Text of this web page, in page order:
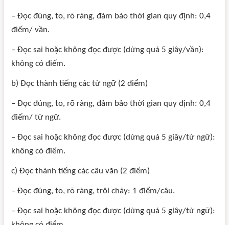
– Đọc đúng, to, rõ ràng, đảm bảo thời gian quy định: 0,4
điếm/ vần.
– Đọc sai hoặc không đọc được (dừng quá 5 giây/vần):
không có điếm.
b) Đọc thành tiếng các từ ngữ (2 điểm)
– Đọc đúng, to, rõ ràng, đảm bảo thời gian quy định: 0,4
điếm/ từ ngữ.
– Đọc sai hoặc không đọc được (dừng quá 5 giây/từ ngữ):
không có điểm.
c) Đọc thành tiếng các câu văn (2 điểm)
– Đọc đúng, to, rõ ràng, trôi chảy: 1 điểm/câu.
– Đọc sai hoặc không đọc được (dừng quá 5 giây/từ ngữ):